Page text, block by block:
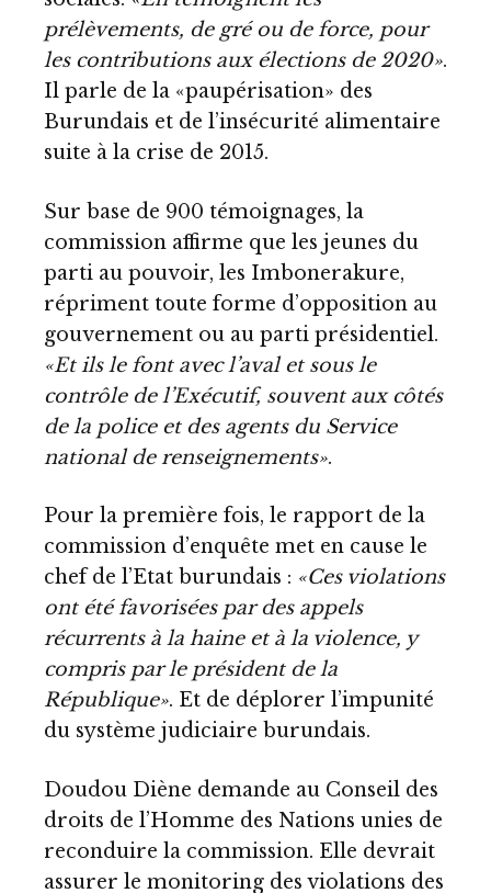
prélèvements, de gré ou de force, pour
les contributions aux élections de 2020».
Il parle de la «paupérisation» des
Burundais et de l’insécurité alimentaire
suite à la crise de 2015.
Sur base de 900 témoignages, la
commission affirme que les jeunes du
parti au pouvoir, les Imbonerakure,
répriment toute forme d’opposition au
gouvernement ou au parti présidentiel.
«Et ils le font avec l’aval et sous le
contrôle de l’Exécutif, souvent aux côtés
de la police et des agents du Service
national de renseignements».
Pour la première fois, le rapport de la
commission d’enquête met en cause le
chef de l’Etat burundais : «Ces violations
ont été favorisées par des appels
récurrents à la haine et à la violence, y
compris par le président de la
République». Et de déplorer l’impunité
du système judiciaire burundais.
Doudou Diène demande au Conseil des
droits de l’Homme des Nations unies de
reconduire la commission. Elle devrait
assurer le monitoring des violations des